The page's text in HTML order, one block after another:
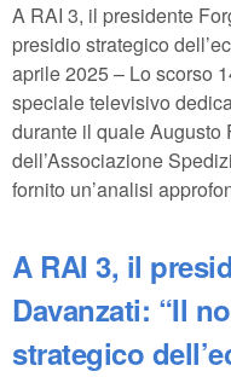
A RAI 3, il presidente
presidio strategico
aprile 2025 – Lo scorso
speciale televisivo
durante il quale Augusto
dell’Associazione
fornito un’analisi
A RAI 3, il
Davanzati: “Il
strategico